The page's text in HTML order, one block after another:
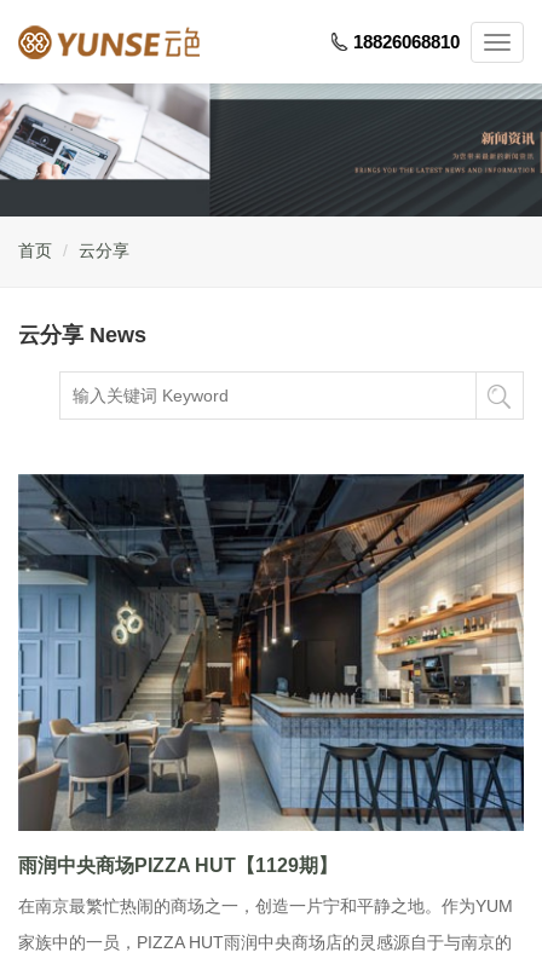
18826068810
首页 云分享
云分享 News
雨润中央商场PIZZA HUT【1129期】
在南京最繁忙热闹的商场之一，创造一片宁和平静之地。作为YUM
家族中的一员，PIZZA HUT雨润中央商场店的灵感源自于与南京的